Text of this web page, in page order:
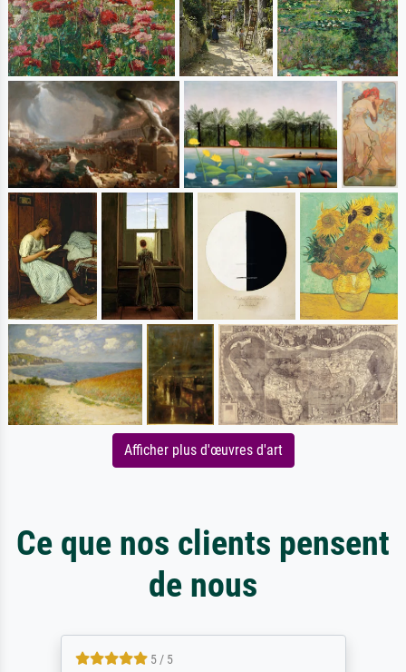
Afficher plus d'œuvres d'art
Ce que nos clients pensent
de nous
5 / 5